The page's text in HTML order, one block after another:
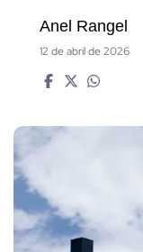
Anel Rangel
12 de abril de 2026